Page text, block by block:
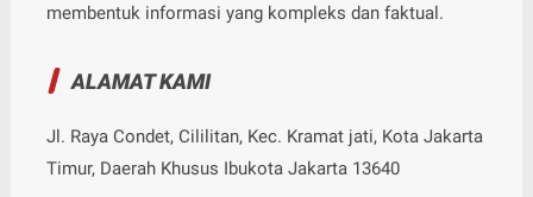
membentuk informasi yang kompleks dan faktual.
ALAMAT KAMI
Jl. Raya Condet, Cililitan, Kec. Kramat jati, Kota Jakarta
Timur, Daerah Khusus Ibukota Jakarta 13640